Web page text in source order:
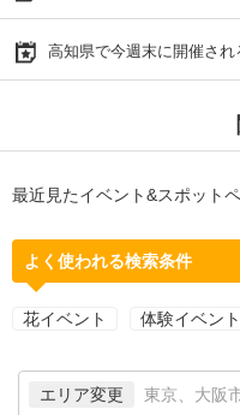
高知県で今週末に開催さ
最近見たイベント&スポット
よく使われる検索条件
花イベント 体験イベント
エリア変更 東京、大阪